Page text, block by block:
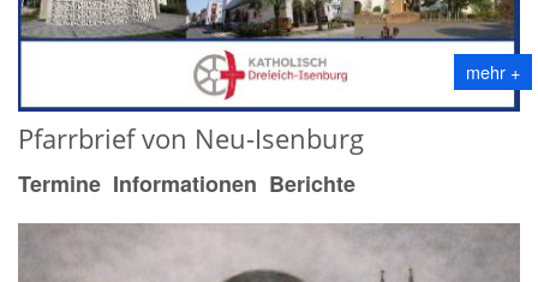
mehr +
Pfarrbrief von Neu-Isenburg
Termine Informationen Berichte